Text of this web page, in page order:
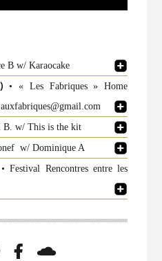
B w/ Karaocake
• « Les Fabriques » Home
B. w/ This is the kit
w/ Dominique A
• Festival Rencontres entre les